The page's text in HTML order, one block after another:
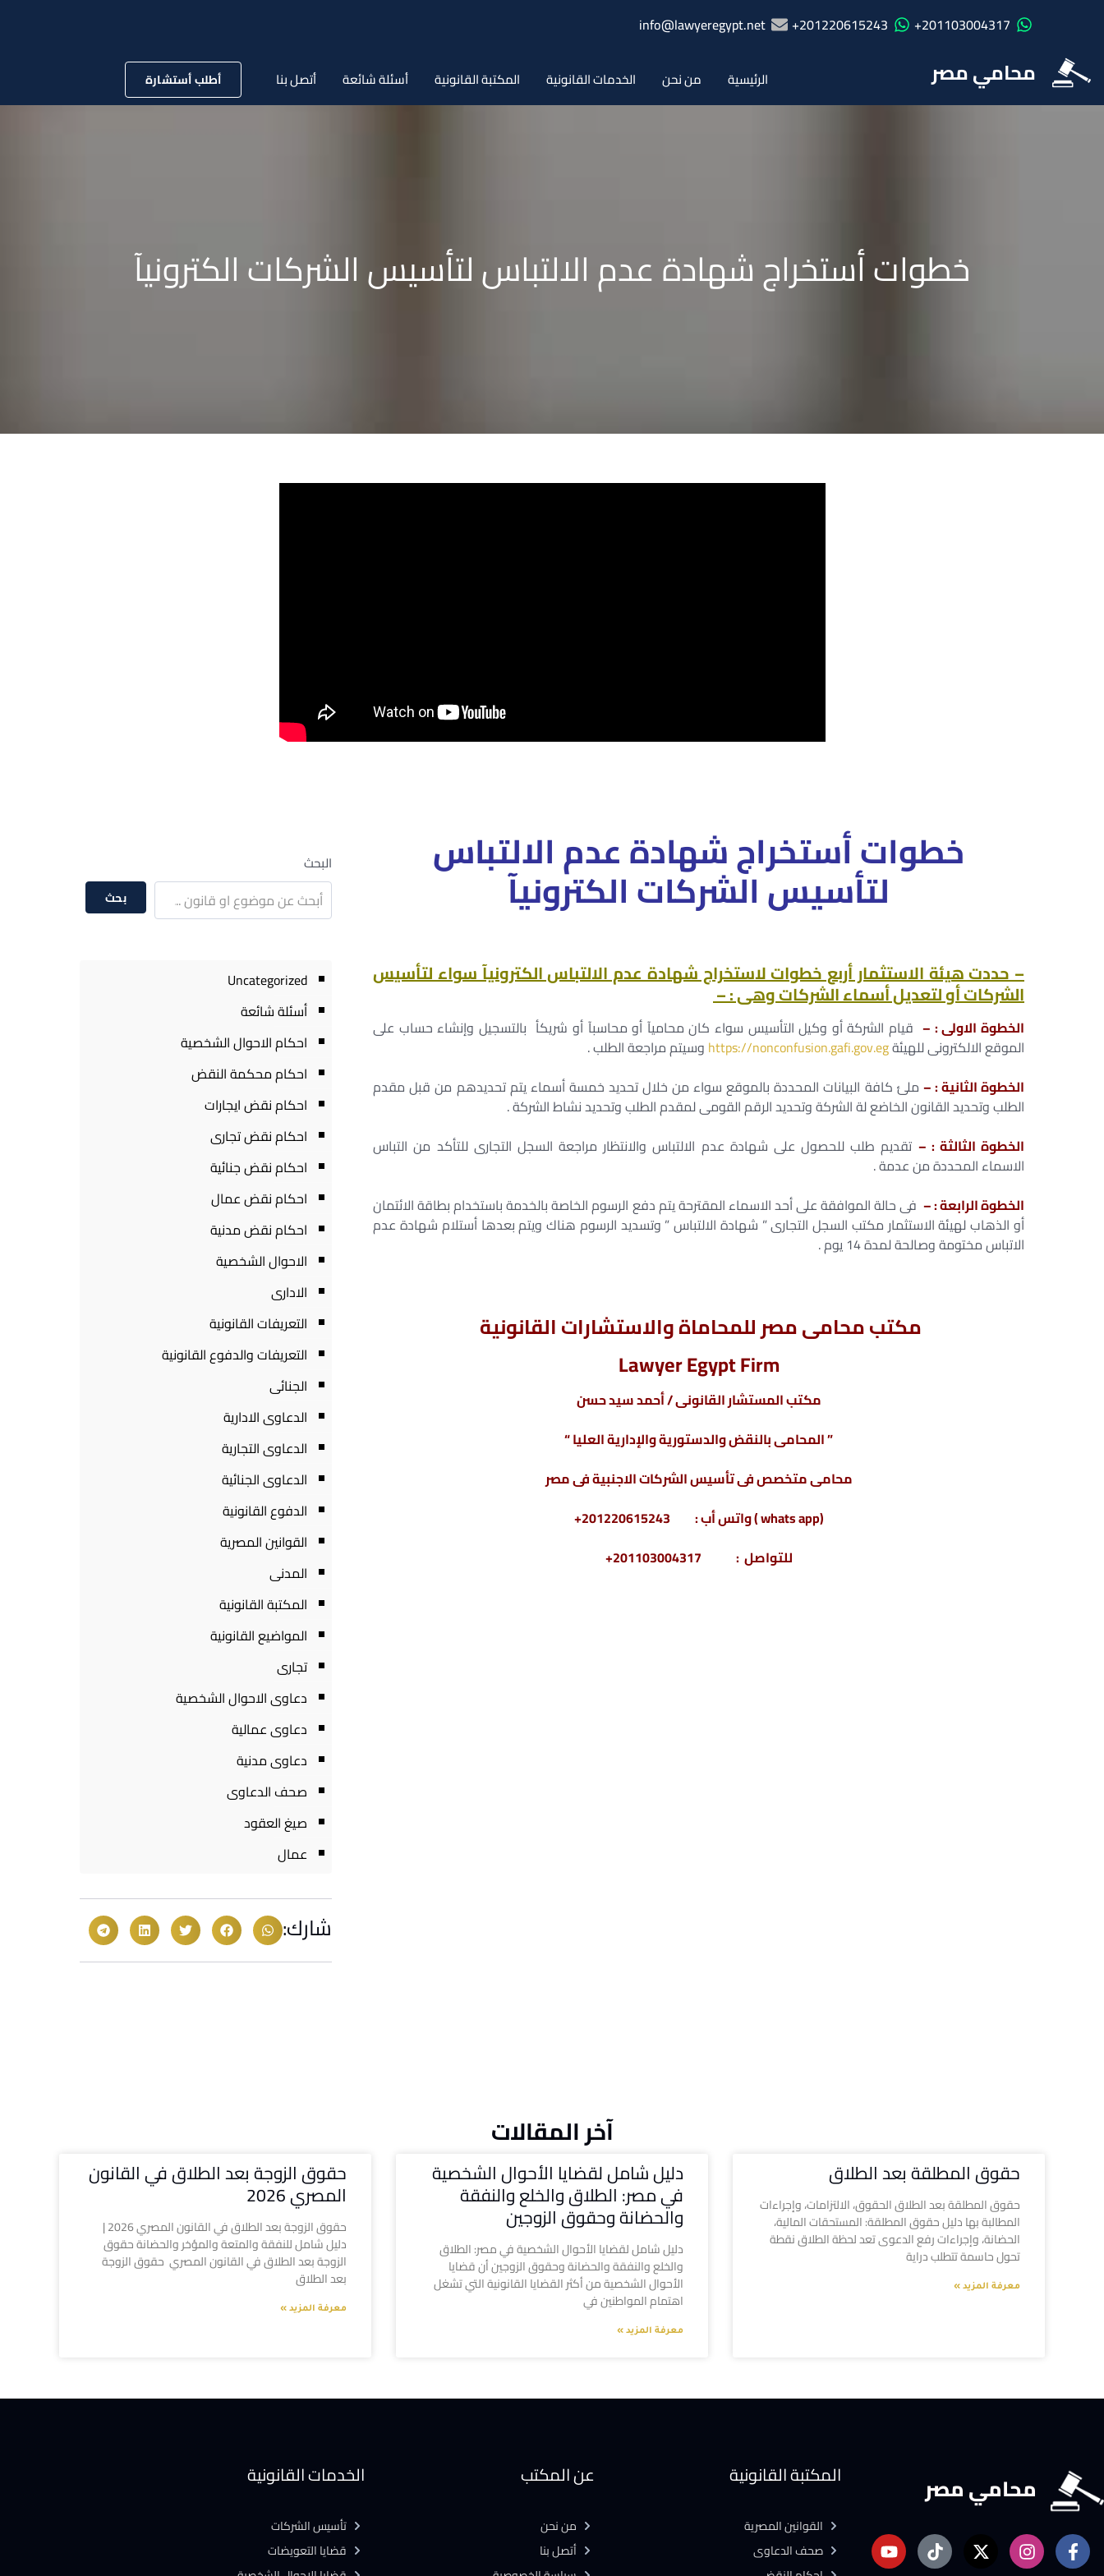
201103004317+
201220615243+
info@lawyeregypt.net
محامي مصر الرئيسية من نحن الخدمات القانونية المكتبة القانونية أسئلة شائعة أتصل بنا أطلب أستشارة
خطوات أستخراج شهادة عدم الالتباس لتأسيس الشركات الكترونيآ
خطوات أستخراج شهادة عدم الالتباس
لتأسيس الشركات الكترونيآ
– حددت هيئة الاستثمار أربع خطوات لاستخراج شهادة عدم الالتباس الكترونيآ سواء لتأسيس
الشركات أو لتعديل أسماء الشركات وهى : –
الخطوة الاولى : –قيام الشركة أو وكيل التأسيس سواء كان محاميآ أو محاسبآ أو شريكأ بالتسجيل وإنشاء حساب على
الموقع الالكترونى للهيئةhttps://nonconfusion.gafi.gov.eg وسيتم مراجعة الطلب .
الخطوة الثانية : – ملئ كافة البيانات المحددة بالموقع سواء من خلال تحديد خمسة أسماء يتم تحديدهم من قبل مقدم
الطلب وتحديد القانون الخاضع لة الشركة وتحديد الرقم القومى لمقدم الطلب وتحديد نشاط الشركة .
الخطوة الثالثة : – تقديم طلب للحصول على شهادة عدم الالتباس والانتظار مراجعة السجل التجارى للتأكد من التباس
الاسماء المحددة من عدمة .
الخطوة الرابعة : – فى حالة الموافقة على أحد الاسماء المقترحة يتم دفع الرسوم الخاصة بالخدمة باستخدام بطاقة الائتمان
أو الذهاب لهيئة الاستثمار مكتب السجل التجارى ” شهادة الالتباس ” وتسديد الرسوم هناك ويتم بعدها أستلام شهادة عدم
الاتباس مختومة وصالحة لمدة 14 يوم .
مكتب محامى مصر للمحاماة والاستشارات القانونية
Lawyer Egypt Firm
مكتب المستشار القانونى / أحمد سيد حسن
” المحامى بالنقض والدستورية والإدارية العليا “
محامى متخصص فى تأسيس الشركات الاجنبية فى مصر
(whats app ) واتس أب : 201220615243+
للتواصل : 201103004317+
البحث
بحث
Uncategorized
أسئلة شائعة
احكام الاحوال الشخصية
احكام محكمة النقض
احكام نقض ايجارات
احكام نقض تجارى
احكام نقض جنائية
احكام نقض عمال
احكام نقض مدنية
الاحوال الشخصية
الادارى
التعريفات القانونية
التعريفات والدفوع القانونية
الجنائى
الدعاوى الادارية
الدعاوى التجارية
الدعاوى الجنائية
الدفوع القانونية
القوانين المصرية
المدنى
المكتبة القانونية
المواضيع القانونية
تجارى
دعاوى الاحوال الشخصية
دعاوى عمالية
دعاوى مدنية
صحف الدعاوى
صيغ العقود
عمال
شارك:
آخر المقالات
حقوق المطلقة بعد الطلاق
حقوق المطلقة بعد الطلاق الحقوق، الالتزامات، وإجراءات
المطالبة بها دليل حقوق المطلقة: المستحقات المالية،
الحضانة، وإجراءات رفع الدعوى تعد لحظة الطلاق نقطة
تحول حاسمة تتطلب دراية
معرفة المزيد »
دليل شامل لقضايا الأحوال الشخصية
في مصر: الطلاق والخلع والنفقة
والحضانة وحقوق الزوجين
دليل شامل لقضايا الأحوال الشخصية في مصر: الطلاق
والخلع والنفقة والحضانة وحقوق الزوجين أن قضايا
الأحوال الشخصية من أكثر القضايا القانونية التي تشغل
اهتمام المواطنين في
معرفة المزيد »
حقوق الزوجة بعد الطلاق في القانون
المصري 2026
حقوق الزوجة بعد الطلاق في القانون المصري 2026 |
دليل شامل للنفقة والمتعة والمؤخر والحضانة حقوق
الزوجة بعد الطلاق في القانون المصري حقوق الزوجة
بعد الطلاق
معرفة المزيد »
محامي مصر المكتبة القانونية
القوانين المصرية
صحف الدعاوى
عن المكتب
من نحن
أتصل بنا
الخدمات القانونية
تأسيس الشركات
قضايا التعويضات